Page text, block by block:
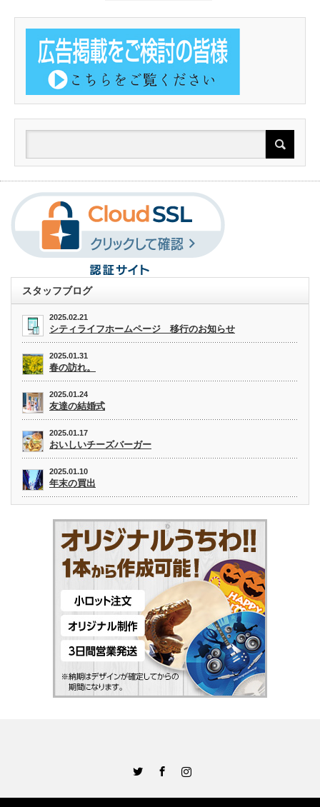
スタッフブログ
2025.02.21
シティライフホームページ 移行のお知らせ
2025.01.31
春の訪れ。
2025.01.24
友達の結婚式
2025.01.17
おいしいチーズバーガー
2025.01.10
年末の買出